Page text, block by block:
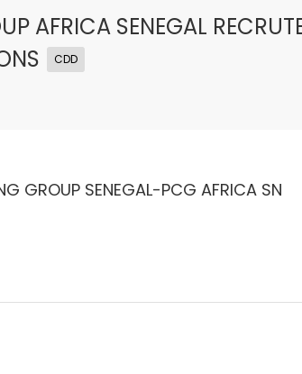
AFRICA SENEGAL
CDD
GROUP SENEGAL-PCG AFRICA SN